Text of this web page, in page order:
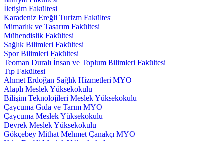
İletişim Fakültesi
Karadeniz Ereğli Turizm Fakültesi
Mimarlık ve Tasarım Fakültesi
Mühendislik Fakültesi
Sağlık Bilimleri Fakültesi
Spor Bilimleri Fakültesi
Teoman Duralı İnsan ve Toplum Bilimleri Fakültesi
Tıp Fakültesi
Ahmet Erdoğan Sağlık Hizmetleri MYO
Alaplı Meslek Yüksekokulu
Bilişim Teknolojileri Meslek Yüksekokulu
Çaycuma Gıda ve Tarım MYO
Çaycuma Meslek Yüksekokulu
Devrek Meslek Yüksekokulu
Gökçebey Mithat Mehmet Çanakçı MYO